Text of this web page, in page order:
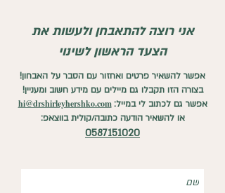
אני רוצה להתאבחן ולעשות את
הצעד הראשון לשינוי
אפשר להשאיר פרטים ואחזור עם הסבר על האבחון!
בצורה הזו תקבלו גם מיילים עם מידע חשוב ומעניין!
אפשר גם לכתוב לי במייל: hi@drshirleyhershko.com
או להשאיר הודעה כתובה/קולית בווצאפ:
0587151020